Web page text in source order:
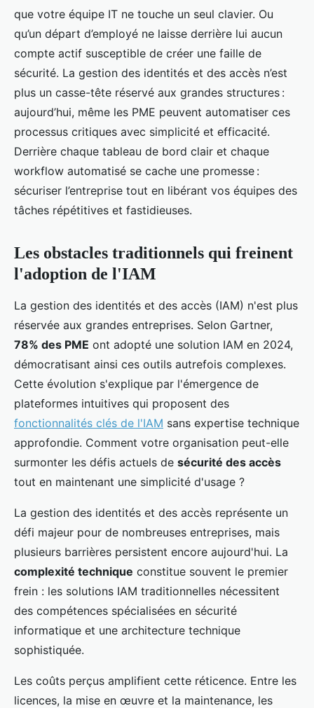
Sandrina•08/04/2026 13:32•9 min de lecture
que votre équipe IT ne touche un seul clavier. Ou
qu’un départ d’employé ne laisse derrière lui aucun
compte actif susceptible de créer une faille de
sécurité. La gestion des identités et des accès n’est
plus un casse-tête réservé aux grandes structures :
aujourd’hui, même les PME peuvent automatiser ces
processus critiques avec simplicité et efficacité.
Derrière chaque tableau de bord clair et chaque
workflow automatisé se cache une promesse :
sécuriser l’entreprise tout en libérant vos équipes des
tâches répétitives et fastidieuses.
Les obstacles traditionnels qui freinent
l'adoption de l'IAM
La gestion des identités et des accès (IAM) n'est plus
réservée aux grandes entreprises. Selon Gartner,
78% des PME ont adopté une solution IAM en 2024,
démocratisant ainsi ces outils autrefois complexes.
Cette évolution s'explique par l'émergence de
plateformes intuitives qui proposent des
fonctionnalités clés de l'IAM sans expertise technique
approfondie. Comment votre organisation peut-elle
surmonter les défis actuels de sécurité des accès
tout en maintenant une simplicité d'usage ?
La gestion des identités et des accès représente un
défi majeur pour de nombreuses entreprises, mais
plusieurs barrières persistent encore aujourd'hui. La
complexité technique constitue souvent le premier
frein : les solutions IAM traditionnelles nécessitent
des compétences spécialisées en sécurité
informatique et une architecture technique
sophistiquée.
Les coûts perçus amplifient cette réticence. Entre les
licences, la mise en œuvre et la maintenance, les